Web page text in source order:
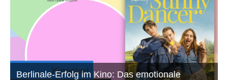
Berlinale-Erfolg im Kino: Das emotionale